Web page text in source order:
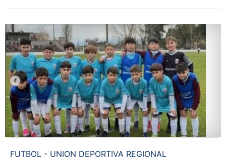
FUTBOL - UNION DEPORTIVA REGIONAL